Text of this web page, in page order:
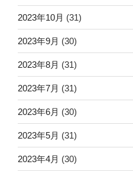
2023年10月 (31)
2023年9月 (30)
2023年8月 (31)
2023年7月 (31)
2023年6月 (30)
2023年5月 (31)
2023年4月 (30)